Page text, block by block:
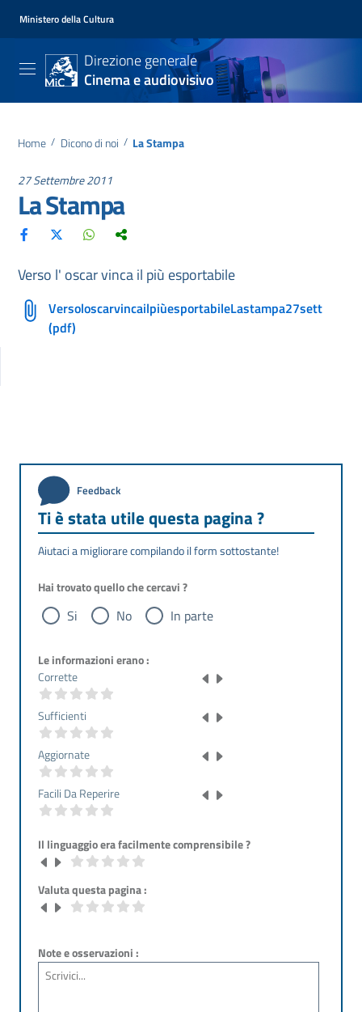
Ministero della Cultura
Direzione generale
Cinema e audiovisivo
Home / Dicono di noi / La Stampa
27 Settembre 2011
La Stampa
Verso l' oscar vinca il più esportabile
VersoloscarvincailpiùesportabileLastampa27sett
(pdf)
Feedback
Ti è stata utile questa pagina ?
Aiutaci a migliorare compilando il form sottostante!
Hai trovato quello che cercavi ?
Si No In parte
Le informazioni erano :
Corrette
Sufficienti
Aggiornate
Facili Da Reperire
Il linguaggio era facilmente comprensibile ?
Valuta questa pagina :
Note e osservazioni :